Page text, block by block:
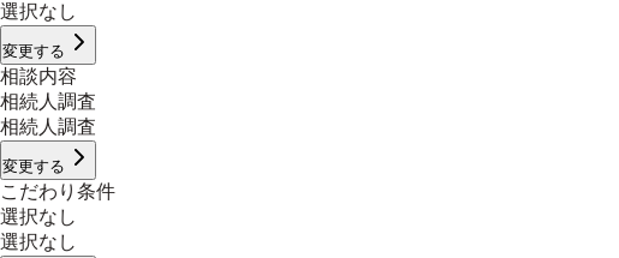
選択なし
変更する
相談内容
相続人調査
相続人調査
変更する
こだわり条件
選択なし
選択なし